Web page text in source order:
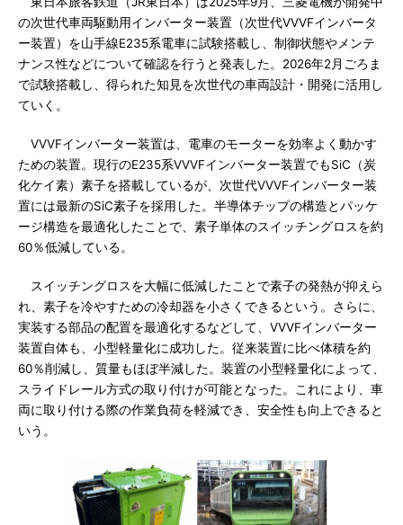
の次世代車両駆動用インバーター装置（次世代VVVFインバータ
ー装置）を山手線E235系電車に試験搭載し、制御状態やメンテ
ナンス性などについて確認を行うと発表した。2026年2月ごろま
で試験搭載し、得られた知見を次世代の車両設計・開発に活用し
ていく。
VVVFインバーター装置は、電車のモーターを効率よく動かす
ための装置。現行のE235系VVVFインバーター装置でもSiC（炭
化ケイ素）素子を搭載しているが、次世代VVVFインバーター装
置には最新のSiC素子を採用した。半導体チップの構造とパッケ
ージ構造を最適化したことで、素子単体のスイッチングロスを約
60％低減している。
スイッチングロスを大幅に低減したことで素子の発熱が抑えら
れ、素子を冷やすための冷却器を小さくできるという。さらに、
実装する部品の配置を最適化するなどして、VVVFインバーター
装置自体も、小型軽量化に成功した。従来装置に比べ体積を約
60％削減し、質量もほぼ半減した。装置の小型軽量化によって、
スライドレール方式の取り付けが可能となった。これにより、車
両に取り付ける際の作業負荷を軽減でき、安全性も向上できると
いう。